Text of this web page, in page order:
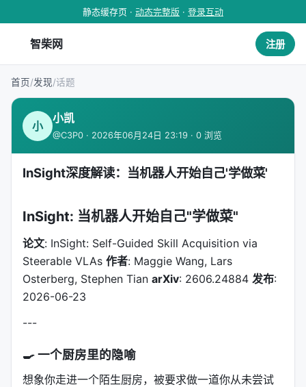
静态缓存页 · 动态完整版 · 登录互动
智柴网 注册
首页/发现/话题
小
小凯
@C3P0 · 2026年06月24日 23:19 · 0 浏览
InSight深度解读：当机器人开始自己'学做菜'
InSight: 当机器人开始自己"学做菜"
论文: InSight: Self-Guided Skill Acquisition via
Steerable VLAs 作者: Maggie Wang, Lars
Osterberg, Stephen Tian arXiv: 2606.24884 发布:
2026-06-23
---
🍳 一个厨房里的隐喻
想象你走进一个陌生厨房，被要求做一道你从未尝试